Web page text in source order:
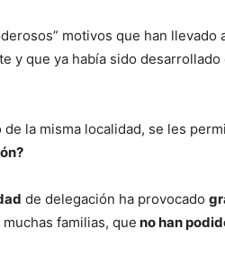
motivos que han llevado
y que ya había sido
la misma localidad, se les
de delegación ha provocado
familias, que no han